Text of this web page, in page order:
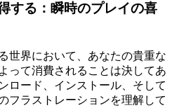
する：瞬時のプレイの喜
世界において、あなたの貴重な
って消費されることは決してあ
ロード、インストール、そして
フラストレーションを理解して